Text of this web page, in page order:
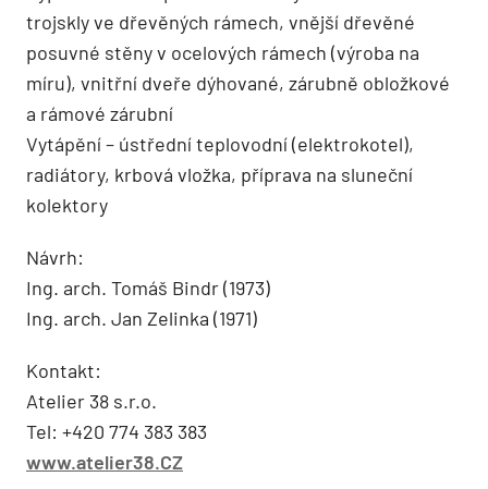
trojskly ve dřevěných rámech, vnější dřevěné
posuvné stěny v ocelových rámech (výroba na
míru), vnitřní dveře dýhované, zárubně obložkové
a rámové zárubní
Vytápění – ústřední teplovodní (elektrokotel),
radiátory, krbová vložka, příprava na sluneční
kolektory
Návrh:
Ing. arch. Tomáš Bindr (1973)
Ing. arch. Jan Zelinka (1971)
Kontakt:
Atelier 38 s.r.o.
Tel: +420 774 383 383
www.atelier38.CZ